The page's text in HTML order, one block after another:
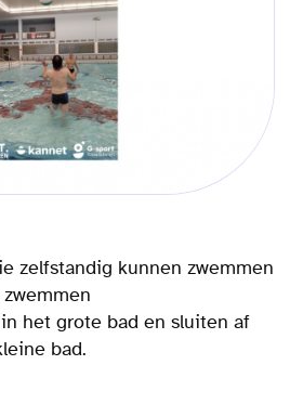
zelfstandig kunnen zwemmen
het grote bad en sluiten af
bad.